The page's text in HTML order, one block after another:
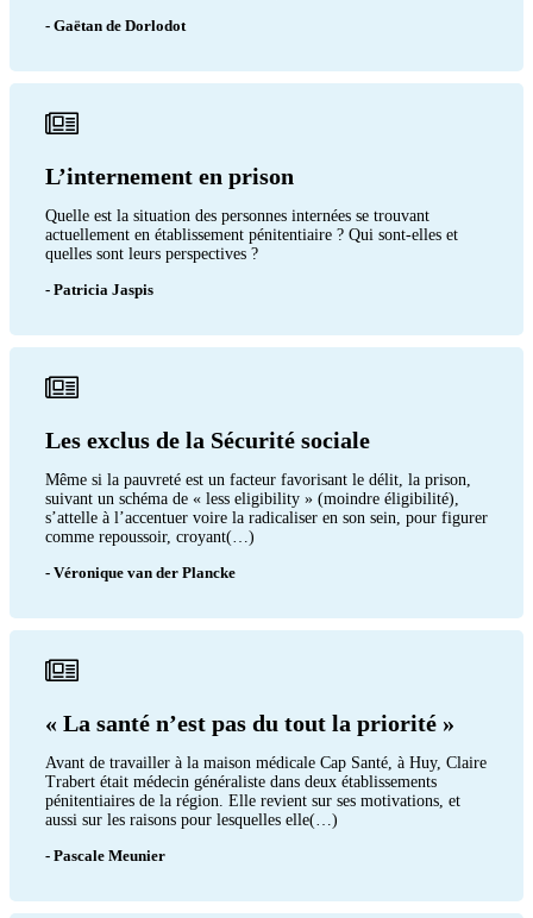
- Gaëtan de Dorlodot
L’internement en prison
Quelle est la situation des personnes internées se trouvant
actuellement en établissement pénitentiaire ? Qui sont-elles et
quelles sont leurs perspectives ?
- Patricia Jaspis
Les exclus de la Sécurité sociale
Même si la pauvreté est un facteur favorisant le délit, la prison,
suivant un schéma de « less eligibility » (moindre éligibilité),
s’attelle à l’accentuer voire la radicaliser en son sein, pour figurer
comme repoussoir, croyant(…)
- Véronique van der Plancke
« La santé n’est pas du tout la priorité »
Avant de travailler à la maison médicale Cap Santé, à Huy, Claire
Trabert était médecin généraliste dans deux établissements
pénitentiaires de la région. Elle revient sur ses motivations, et
aussi sur les raisons pour lesquelles elle(…)
- Pascale Meunier